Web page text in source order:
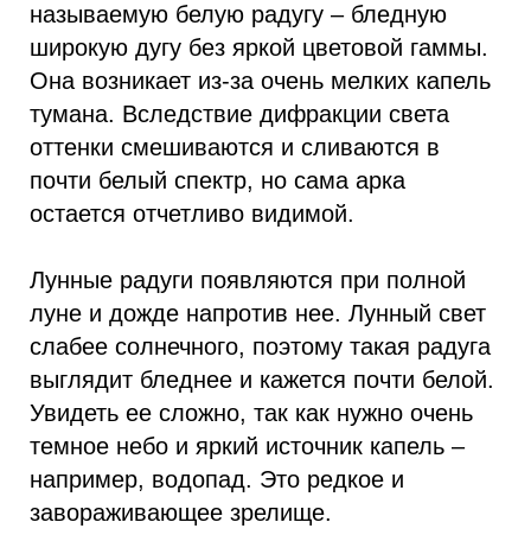
называемую белую радугу – бледную
широкую дугу без яркой цветовой гаммы.
Она возникает из‑за очень мелких капель
тумана. Вследствие дифракции света
оттенки смешиваются и сливаются в
почти белый спектр, но сама арка
остается отчетливо видимой.
Лунные радуги появляются при полной
луне и дожде напротив нее. Лунный свет
слабее солнечного, поэтому такая радуга
выглядит бледнее и кажется почти белой.
Увидеть ее сложно, так как нужно очень
темное небо и яркий источник капель –
например, водопад. Это редкое и
завораживающее зрелище.